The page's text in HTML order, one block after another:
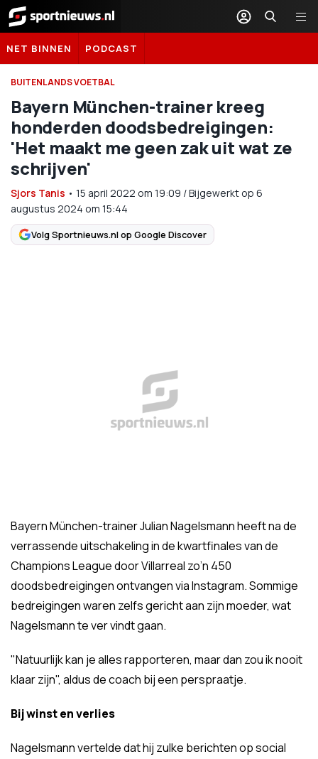
Sportnieuws.nl
NET BINNEN PODCAST
BUITENLANDS VOETBAL
Bayern München-trainer kreeg
honderden doodsbedreigingen:
'Het maakt me geen zak uit wat ze
schrijven'
Sjors Tanis • 15 april 2022 om 19:09 /Bijgewerkt op 6
augustus 2024 om 15:44
Volg Sportnieuws.nl op Google Discover
Bayern München-trainer Julian Nagelsmann heeft na de
verrassende uitschakeling in de kwartfinales van de
Champions League door Villarreal zo’n 450
doodsbedreigingen ontvangen via Instagram. Sommige
bedreigingen waren zelfs gericht aan zijn moeder, wat
Nagelsmann te ver vindt gaan.
"Natuurlijk kan je alles rapporteren, maar dan zou ik nooit
klaar zijn", aldus de coach bij een perspraatje.
Bij winst en verlies
Nagelsmann vertelde dat hij zulke berichten op social